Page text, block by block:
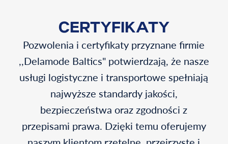
CERTYFIKATY
Pozwolenia i certyfikaty przyznane firmie
,,Delamode Baltics" potwierdzają, że nasze
usługi logistyczne i transportowe spełniają
najwyższe standardy jakości,
bezpieczeństwa oraz zgodności z
przepisami prawa. Dzięki temu oferujemy